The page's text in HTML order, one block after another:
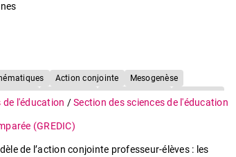
Action conjointe
Mesogenèse
de l'éducation /Section des sciences de l'éducation
(GREDIC)
de l’action conjointe professeur-élèves : les